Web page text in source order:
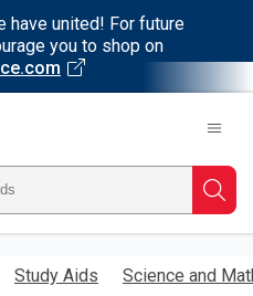
have united! For future
you to shop on
Study Aids Science and